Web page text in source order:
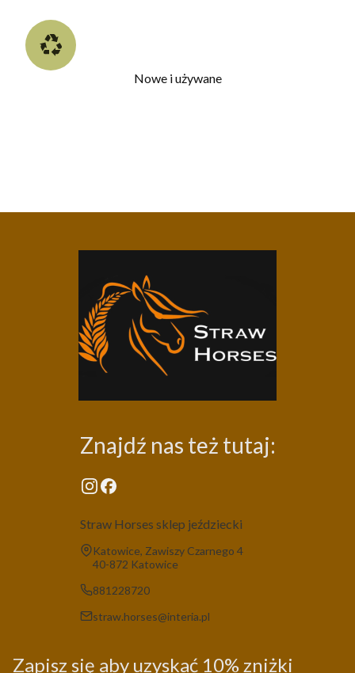
Nowe i używane
Znajdź nas też tutaj:
Straw Horses sklep jeździecki
Adres:
Katowice, Zawiszy Czarnego 4
40-872 Katowice
881228720
straw.horses@interia.pl
Zapisz się aby uzyskać 10% zniżki